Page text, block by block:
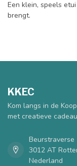
Een klein, speels
brengt.
KKEC
Kom langs in de
met creatieve
Beurstraverse
3012 AT
Nederland